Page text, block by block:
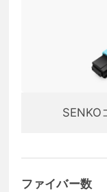
SENKO
ファイバー数